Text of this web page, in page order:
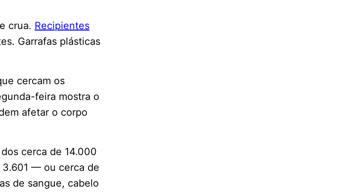
crua. Recipientes
Garrafas plásticas
cercam os
feira mostra o
afetar o corpo
cerca de 14.000
3.601 — ou cerca de
de sangue, cabelo